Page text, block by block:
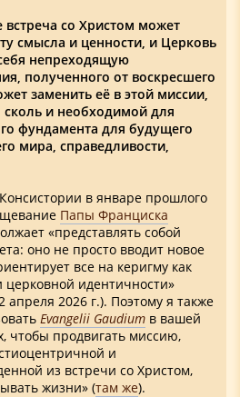
встреча со Христом может
смысла и ценности, и Церковь
непреходящую
полученного от воскресшего
заменить её в этой миссии,
и необходимой для
фундамента для будущего
мира, справедливости,
в январе прошлого
Папы Франциска
«представлять собой
оно не просто вводит новое
все на керигму как
церковной идентичности»
апреля 2026 г.). Поэтому я также
Evangelii Gaudium в вашей
чтобы продвигать миссию,
и
из встречи со Христом,
жизни» (там же).